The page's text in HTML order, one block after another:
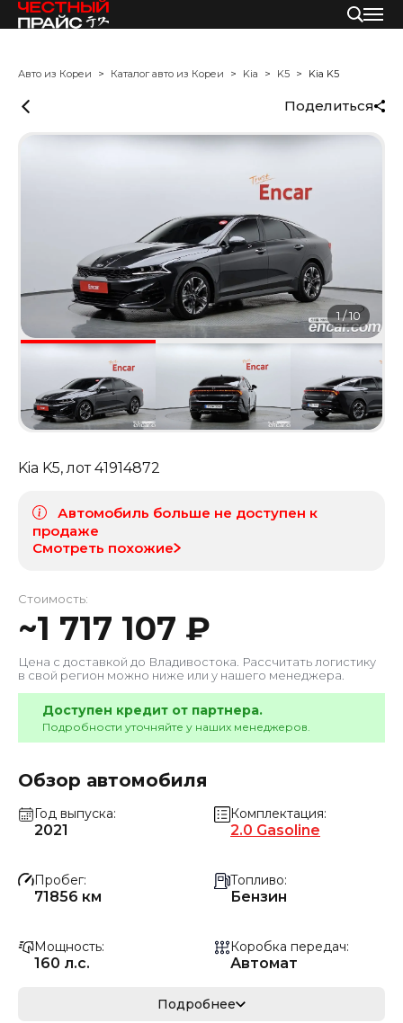
Авто из Кореи Каталог авто из Кореи Kia K5 Kia K5
Поделиться
1/10
Kia K5, лот41914872
Автомобиль больше не доступен к
продаже
Смотреть похожие
Стоимость:
~1 717 107 ₽
Цена с доставкой до Владивостока. Рассчитать логистику
в свой регион можно ниже или у нашего менеджера.
Доступен кредит от партнера.
Подробности уточняйте у наших менеджеров.
Обзор автомобиля
Год выпуска
2021
Комплектация
2.0 Gasoline
Пробег
71856 км
Топливо
Бензин
Мощность
160 л.с.
Коробка передач
Автомат
Среднеразмерный
Подробнее